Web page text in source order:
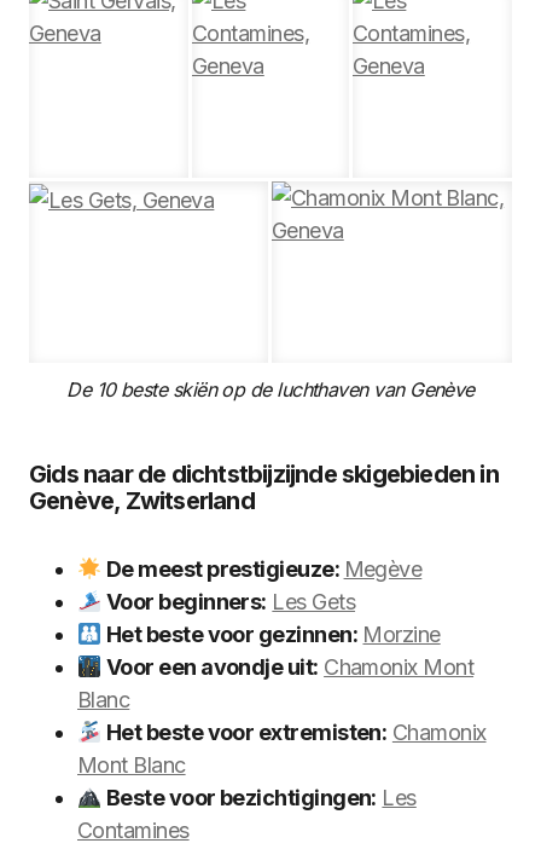
De 10 beste skiën op de luchthaven van Genève
Gids naar de dichtstbijzijnde skigebieden in
Genève, Zwitserland
De meest prestigieuze: Megève
Voor beginners: Les Gets
Het beste voor gezinnen: Morzine
Voor een avondje uit: Chamonix Mont
Blanc
Het beste voor extremisten: Chamonix
Mont Blanc
Beste voor bezichtigingen: Les
Contamines